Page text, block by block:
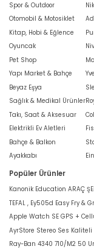
Spor & Outdoor
Otomobil & Motosiklet
Kitap, Hobi & Eğlence
Oyuncak
Pet Shop
Yapı Market & Bahçe
Beyaz Eşya
Sağlık & Medikal Ürünler
Takı, Saat & Aksesuar
Elektrikli Ev Aletleri
Bahçe & Balkon
Ayakkabı
Popüler Ürünler
Kanonik Education ARAÇ
TEFAL , Ey505d Easy Fry &
Apple Watch SE GPS +
AyrStore Stereo Ses Kaliteli
Ray-Ban 4340 710/M2 50